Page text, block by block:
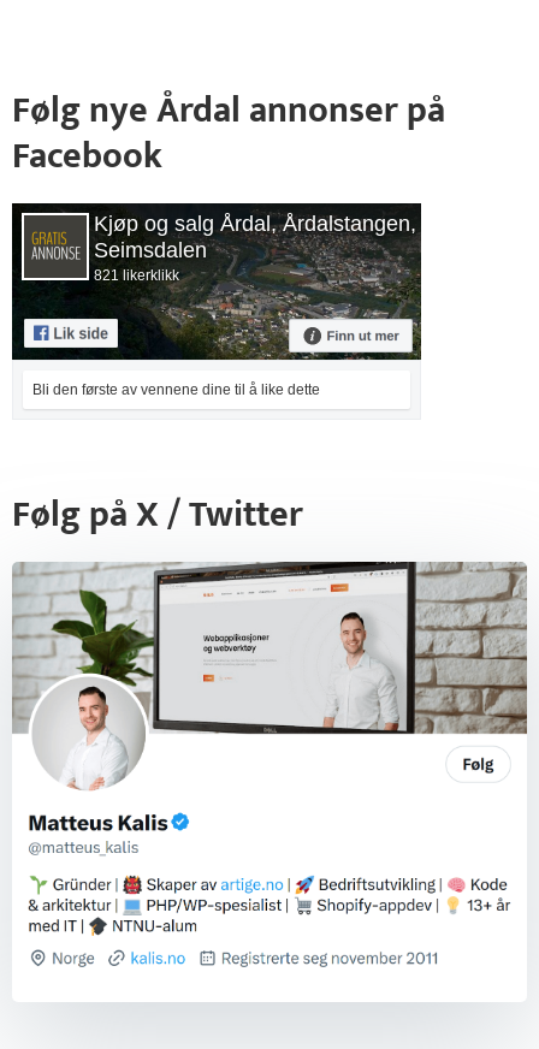
Følg nye Årdal annonser på
Facebook
Kjøp og salg Årdal, Årdalstangen,
Seimsdalen
821 likerklikk
Bli den første av vennene dine til å like dette
Følg på X / Twitter